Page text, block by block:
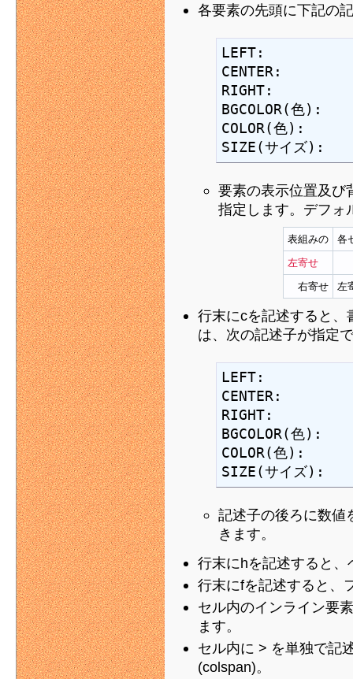
各要素の先頭に下記の
LEFT:
CENTER:
RIGHT:
BGCOLOR(色):
COLOR(色):
SIZE(サイズ):
要素の表示位置及び
指定します。デフォ
表組みの
各
左寄せ
右寄せ
左
行末にcを記述すると、
は、次の記述子が指定
LEFT:
CENTER:
RIGHT:
BGCOLOR(色):
COLOR(色):
SIZE(サイズ):
記述子の後ろに数値
きます。
行末にhを記述すると
行末にfを記述すると、
セル内のインライン要
ます。
セル内に > を単独で記
(colspan)。